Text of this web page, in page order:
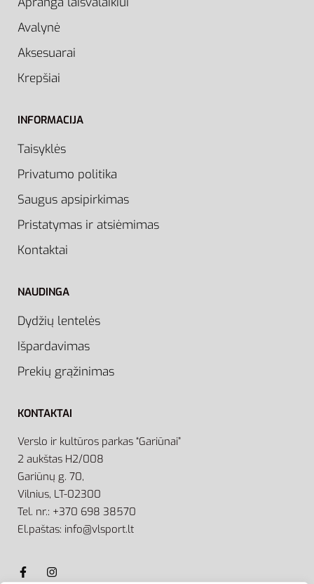
Avalynė
Aksesuarai
Krepšiai
INFORMACIJA
Taisyklės
Privatumo politika
Saugus apsipirkimas
Pristatymas ir atsiėmimas
Kontaktai
NAUDINGA
Dydžių lentelės
Išpardavimas
Prekių grąžinimas
KONTAKTAI
Verslo ir kultūros parkas “Gariūnai”
2 aukštas H2/008
Gariūnų g. 70,
Vilnius, LT-02300
Tel. nr.: +370 698 38570
El.paštas: info@vlsport.lt